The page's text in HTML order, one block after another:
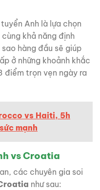
Anh là lựa chọn
khả năng định
hàng đầu sẽ giúp
ở những khoảnh khắc
điểm trọn vẹn ngày ra
vs Haiti, 5h
mạnh
vs Croatia
các chuyên gia soi
như sau: